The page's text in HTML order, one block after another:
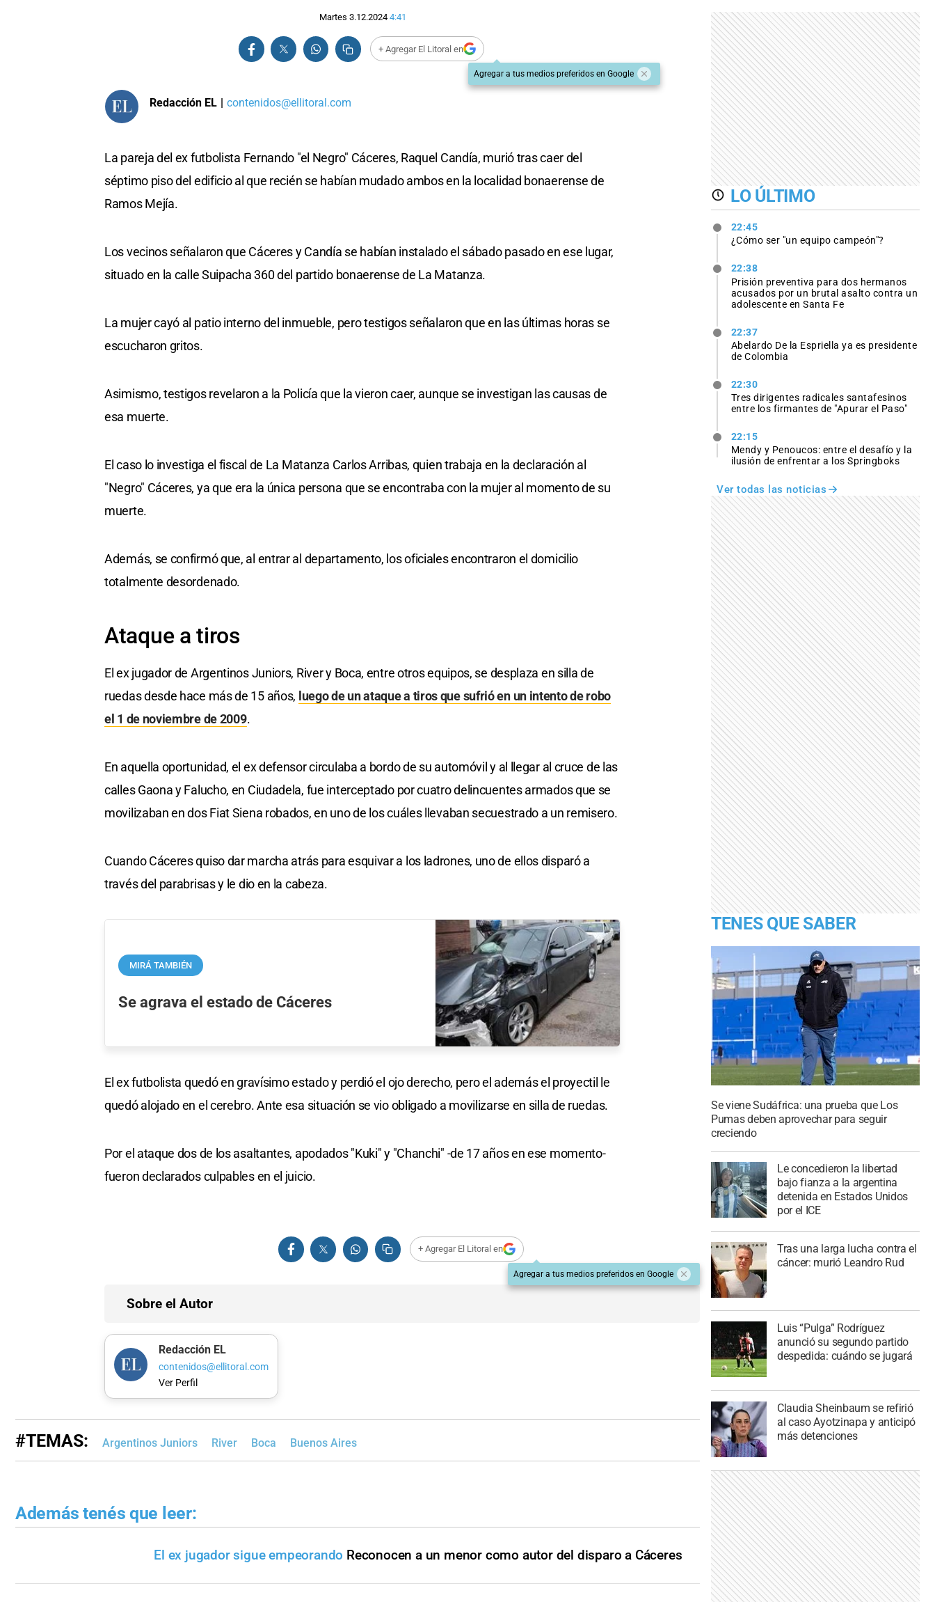
Martes 3.12.2024 4:41
+ Agregar El Litoral en
Agregar a tus medios preferidos en Google
Redacción EL | contenidos@ellitoral.com
La pareja del ex futbolista Fernando "el Negro" Cáceres, Raquel Candía, murió tras caer del
séptimo piso del edificio al que recién se habían mudado ambos en la localidad bonaerense de
Ramos Mejía.
Los vecinos señalaron que Cáceres y Candía se habían instalado el sábado pasado en ese lugar,
situado en la calle Suipacha 360 del partido bonaerense de La Matanza.
La mujer cayó al patio interno del inmueble, pero testigos señalaron que en las últimas horas se
escucharon gritos.
Asimismo, testigos revelaron a la Policía que la vieron caer, aunque se investigan las causas de
esa muerte.
El caso lo investiga el fiscal de La Matanza Carlos Arribas, quien trabaja en la declaración al
"Negro" Cáceres, ya que era la única persona que se encontraba con la mujer al momento de su
muerte.
Además, se confirmó que, al entrar al departamento, los oficiales encontraron el domicilio
totalmente desordenado.
Ataque a tiros
El ex jugador de Argentinos Juniors, River y Boca, entre otros equipos, se desplaza en silla de
ruedas desde hace más de 15 años, luego de un ataque a tiros que sufrió en un intento de robo
el 1 de noviembre de 2009.
En aquella oportunidad, el ex defensor circulaba a bordo de su automóvil y al llegar al cruce de las
calles Gaona y Falucho, en Ciudadela, fue interceptado por cuatro delincuentes armados que se
movilizaban en dos Fiat Siena robados, en uno de los cuáles llevaban secuestrado a un remisero.
Cuando Cáceres quiso dar marcha atrás para esquivar a los ladrones, uno de ellos disparó a
través del parabrisas y le dio en la cabeza.
MIRÁ TAMBIÉN
Se agrava el estado de Cáceres
El ex futbolista quedó en gravísimo estado y perdió el ojo derecho, pero el además el proyectil le
quedó alojado en el cerebro. Ante esa situación se vio obligado a movilizarse en silla de ruedas.
Por el ataque dos de los asaltantes, apodados "Kuki" y "Chanchi" -de 17 años en ese momento-
fueron declarados culpables en el juicio.
+ Agregar El Litoral en
Agregar a tus medios preferidos en Google
Sobre el Autor
Redacción EL
contenidos@ellitoral.com
Ver Perfil
#TEMAS: Argentinos Juniors River Boca Buenos Aires
Además tenés que leer:
El ex jugador sigue empeorando Reconocen a un menor como autor del disparo a Cáceres
LO ÚLTIMO
22:45
¿Cómo ser "un equipo campeón"?
22:38
Prisión preventiva para dos hermanos
acusados por un brutal asalto contra un
adolescente en Santa Fe
22:37
Abelardo De la Espriella ya es presidente
de Colombia
22:30
Tres dirigentes radicales santafesinos
entre los firmantes de "Apurar el Paso"
22:15
Mendy y Penoucos: entre el desafío y la
ilusión de enfrentar a los Springboks
Ver todas las noticias
TENES QUE SABER
Se viene Sudáfrica: una prueba que Los
Pumas deben aprovechar para seguir
creciendo
Le concedieron la libertad
bajo fianza a la argentina
detenida en Estados Unidos
por el ICE
Tras una larga lucha contra el
cáncer: murió Leandro Rud
Luis “Pulga” Rodríguez
anunció su segundo partido
despedida: cuándo se jugará
Claudia Sheinbaum se refirió
al caso Ayotzinapa y anticipó
más detenciones